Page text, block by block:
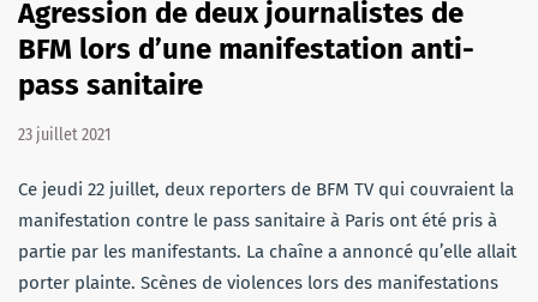
Agression de deux journalistes de
BFM lors d’une manifestation anti-
pass sanitaire
23 juillet 2021
Ce jeudi 22 juillet, deux reporters de BFM TV qui couvraient la
manifestation contre le pass sanitaire à Paris ont été pris à
partie par les manifestants. La chaîne a annoncé qu’elle allait
porter plainte. Scènes de violences lors des manifestations